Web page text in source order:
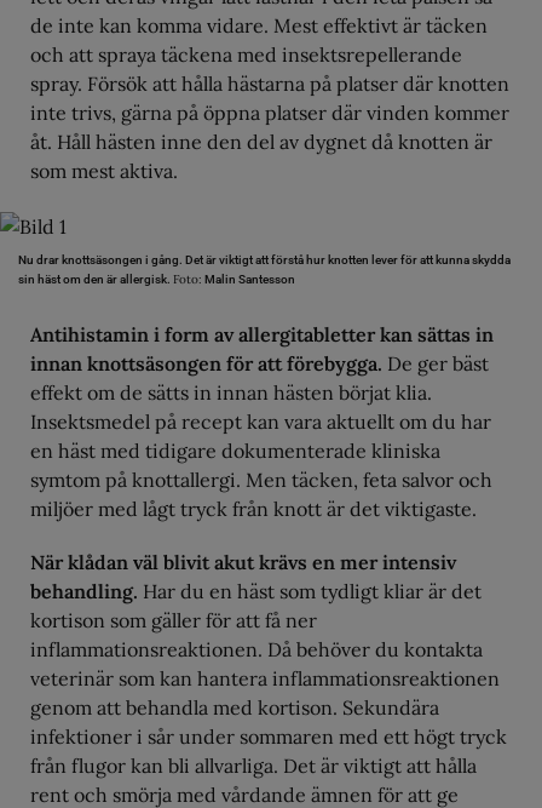
de inte kan komma vidare. Mest effektivt är täcken
och att spraya täckena med insektsrepellerande
spray. Försök att hålla hästarna på platser där knotten
inte trivs, gärna på öppna platser där vinden kommer
åt. Håll hästen inne den del av dygnet då knotten är
som mest aktiva.
Nu drar knottsäsongen i gång. Det är viktigt att förstå hur knotten lever för att kunna skydda
sin häst om den är allergisk. Foto: Malin Santesson
Antihistamin i form av allergitabletter kan sättas in
innan knottsäsongen för att förebygga. De ger bäst
effekt om de sätts in innan hästen börjat klia.
Insektsmedel på recept kan vara aktuellt om du har
en häst med tidigare dokumenterade kliniska
symtom på knottallergi. Men täcken, feta salvor och
miljöer med lågt tryck från knott är det viktigaste.
När klådan väl blivit akut krävs en mer intensiv
behandling. Har du en häst som tydligt kliar är det
kortison som gäller för att få ner
inflammationsreaktionen. Då behöver du kontakta
veterinär som kan hantera inflammationsreaktionen
genom att behandla med kortison. Sekundära
infektioner i sår under sommaren med ett högt tryck
från flugor kan bli allvarliga. Det är viktigt att hålla
rent och smörja med vårdande ämnen för att ge